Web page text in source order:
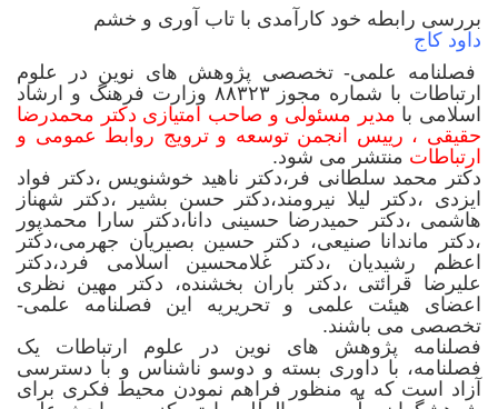
بررسی رابطه خود کارآمدی با تاب آوری و خشم
داود کاج
فصلنامه علمی- تخصصی پژوهش های نوین در علوم
ارتباطات با شماره مجوز ۸۸۳۲۳ وزارت فرهنگ و ارشاد
اسلامی با مدیر مسئولی و صاحب امتیازی دکتر محمدرضا
حقیقی ، رییس انجمن توسعه و ترویج روابط عمومی و
ارتباطات منتشر می شود.
دکتر محمد سلطانی فر،دکتر ناهید خوشنویس ،دکتر فواد
ایزدی ،دکتر لیلا نیرومند،دکتر حسن بشیر ،دکتر شهناز
هاشمی ،دکتر حمیدرضا حسینی دانا،دکتر سارا محمدپور
،دکتر ماندانا صنیعی، دکتر حسین بصیریان جهرمی،دکتر
اعظم رشیدیان ،دکتر غلامحسین اسلامی فرد،دکتر
علیرضا قرائتی ،دکتر باران بخشنده، دکتر مهین نظری
اعضای هیئت علمی و تحریریه این فصلنامه علمی-
تخصصی می باشند.
فصلنامه پژوهش های نوین در علوم ارتباطات یک
فصلنامه، با داوری بسته و دوسو ناشناس و با دسترسی
آزاد است که به منظور فراهم نمودن محیط فکری برای